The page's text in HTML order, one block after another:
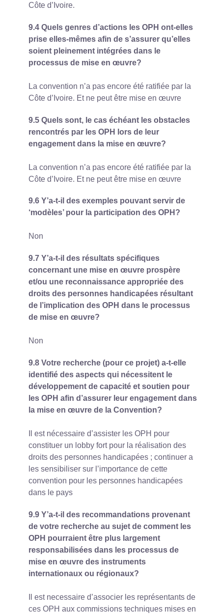
Côte d’Ivoire.
9.4 Quels genres d’actions les OPH ont-elles
prise elles-mêmes afin de s’assurer qu’elles
soient pleinement intégrées dans le
processus de mise en œuvre?
La convention n’a pas encore été ratifiée par la
Côte d’Ivoire. Et ne peut être mise en œuvre
9.5 Quels sont, le cas échéant les obstacles
rencontrés par les OPH lors de leur
engagement dans la mise en œuvre?
La convention n’a pas encore été ratifiée par la
Côte d’Ivoire. Et ne peut être mise en œuvre
9.6 Y’a-t-il des exemples pouvant servir de
‘modèles’ pour la participation des OPH?
Non
9.7 Y’a-t-il des résultats spécifiques
concernant une mise en œuvre prospère
et/ou une reconnaissance appropriée des
droits des personnes handicapées résultant
de l’implication des OPH dans le processus
de mise en œuvre?
Non
9.8 Votre recherche (pour ce projet) a-t-elle
identifié des aspects qui nécessitent le
développement de capacité et soutien pour
les OPH afin d’assurer leur engagement dans
la mise en œuvre de la Convention?
Il est nécessaire d’assister les OPH pour
constituer un lobby fort pour la réalisation des
droits des personnes handicapées ; continuer a
les sensibiliser sur l’importance de cette
convention pour les personnes handicapées
dans le pays
9.9 Y’a-t-il des recommandations provenant
de votre recherche au sujet de comment les
OPH pourraient être plus largement
responsabilisées dans les processus de
mise en œuvre des instruments
internationaux ou régionaux?
Il est necessaire d’associer les représentants de
ces OPH aux commissions techniques mises en